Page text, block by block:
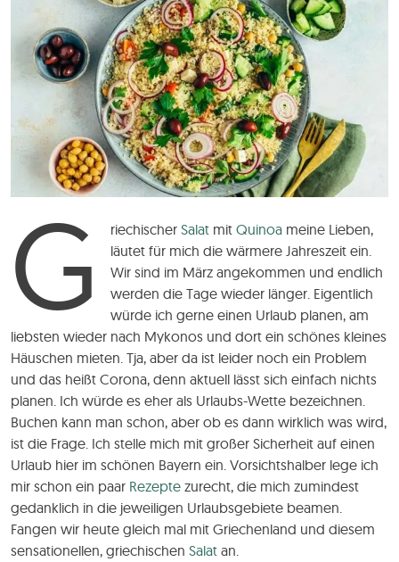
G riechischerSalat mitQuinoa meine Lieben,
läutet für mich die wärmere Jahreszeit ein.
Wir sind im März angekommen und endlich
werden die Tage wieder länger. Eigentlich
würde ich gerne einen Urlaub planen, am
liebsten wieder nach Mykonos und dort ein schönes kleines
Häuschen mieten. Tja, aber da ist leider noch ein Problem
und das heißt Corona, denn aktuell lässt sich einfach nichts
planen. Ich würde es eher als Urlaubs-Wette bezeichnen.
Buchen kann man schon, aber ob es dann wirklich was wird,
ist die Frage. Ich stelle mich mit großer Sicherheit auf einen
Urlaub hier im schönen Bayern ein. Vorsichtshalber lege ich
mir schon ein paar Rezepte zurecht, die mich zumindest
gedanklich in die jeweiligen Urlaubsgebiete beamen.
Fangen wir heute gleich mal mit Griechenland und diesem
sensationellen, griechischen Salat an.